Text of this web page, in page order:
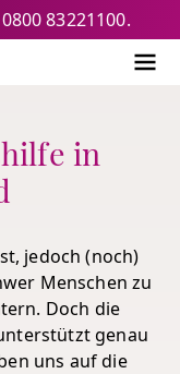
Lebenshilfe
83221100.
in
jedoch (noch)
Menschen zu
Doch die
genau
uns auf die